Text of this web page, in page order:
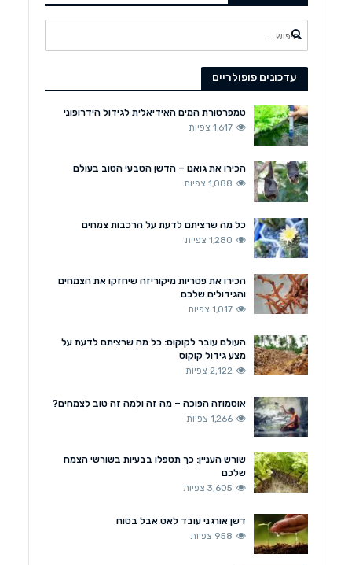
עדכונים פופולריים
טמפרטורת המים האידיאלית לגידול הידרופוני
1,617 צפיות
הכירו את גואנו – הדשן הטבעי הטוב בעולם
1,088 צפיות
כל מה שרציתם לדעת על הרכבות צמחים
1,280 צפיות
הכירו את פטריות מיקוריזה שיחזקו את הצמחים
והגידולים שלכם
1,017 צפיות
העולם עובר לקוקוס: כל מה שרציתם לדעת על
מצע גידול קוקוס
2,122 צפיות
אוסמוזה הפוכה – מה זה ולמה זה טוב לצמחים?
1,266 צפיות
שורש העניין: כך תטפלו בבעיות בשורשי הצמח
שלכם
3,605 צפיות
דשן אורגני עובד לאט אבל בטוח
958 צפיות